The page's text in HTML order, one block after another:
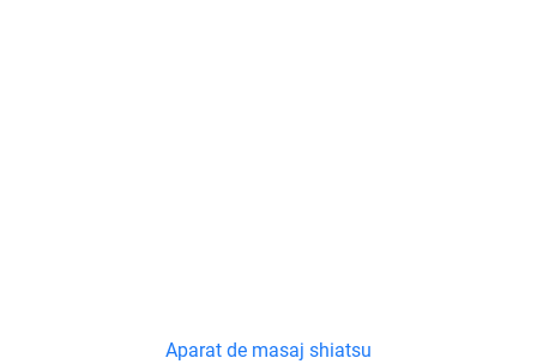
Aparat de masaj shiatsu